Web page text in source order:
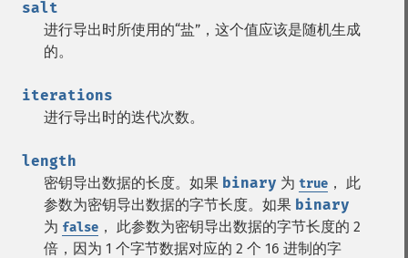
salt
进行导出时所使用的“盐”，这个值应该是随机生成
的。
iterations
进行导出时的迭代次数。
length
密钥导出数据的长度。如果 binary 为 true ， 此
参数为密钥导出数据的字节长度。如果 binary
为 false ， 此参数为密钥导出数据的字节长度的 2
倍，因为 1 个字节数据对应的 2 个 16 进制的字